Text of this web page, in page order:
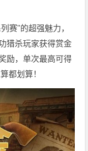
赛"的超强魅力，
猎杀玩家获得赏金
励，单次最高可得
都划算！